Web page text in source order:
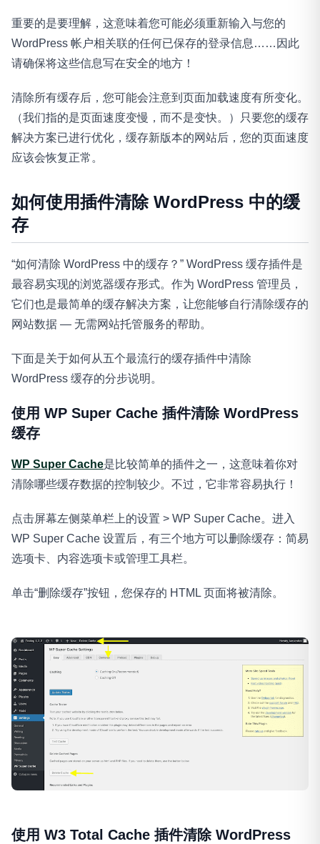
重要的是要理解，这意味着您可能必须重新输入与您的
WordPress 帐户相关联的任何已保存的登录信息……因此
请确保将这些信息写在安全的地方！
清除所有缓存后，您可能会注意到页面加载速度有所变化。
（我们指的是页面速度变慢，而不是变快。）只要您的缓存
解决方案已进行优化，缓存新版本的网站后，您的页面速度
应该会恢复正常。
如何使用插件清除 WordPress 中的缓
存
“如何清除 WordPress 中的缓存？” WordPress 缓存插件是
最容易实现的浏览器缓存形式。作为 WordPress 管理员，
它们也是最简单的缓存解决方案，让您能够自行清除缓存的
网站数据 — 无需网站托管服务的帮助。
下面是关于如何从五个最流行的缓存插件中清除
WordPress 缓存的分步说明。
使用 WP Super Cache 插件清除 WordPress
缓存
WP Super Cache是比较简单的插件之一，这意味着你对
清除哪些缓存数据的控制较少。不过，它非常容易执行！
点击屏幕左侧菜单栏上的设置 > WP Super Cache。进入
WP Super Cache 设置后，有三个地方可以删除缓存：简易
选项卡、内容选项卡或管理工具栏。
单击“删除缓存”按钮，您保存的 HTML 页面将被清除。
使用 W3 Total Cache 插件清除 WordPress